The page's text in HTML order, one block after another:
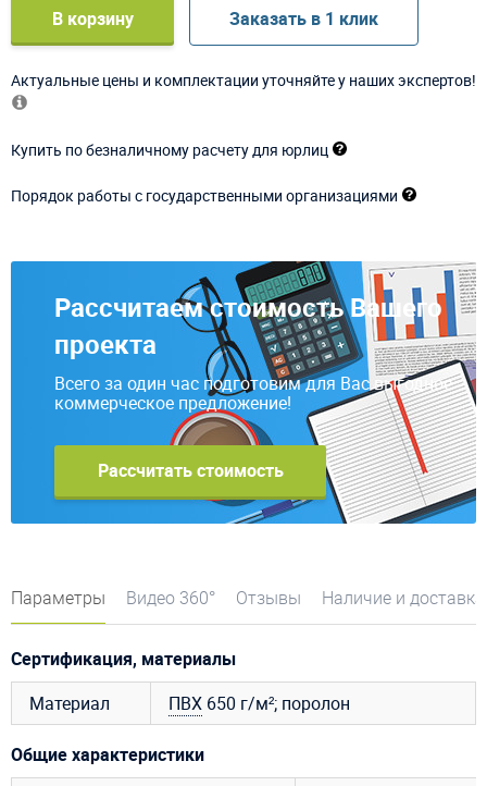
В корзину Заказать в 1 клик
Актуальные цены и комплектации уточняйте у наших экспертов!
Купить по безналичному расчету для юрлиц
Порядок работы с государственными организациями
Рассчитаем стоимость Вашего
проекта
Всего за один час подготовим для Вас выгодное
коммерческое предложение!
Рассчитать стоимость
Параметры Видео 360° Отзывы Наличие и доставка
Сертификация, материалы
Материал
ПВХ 650 г/м²; поролон
Общие характеристики